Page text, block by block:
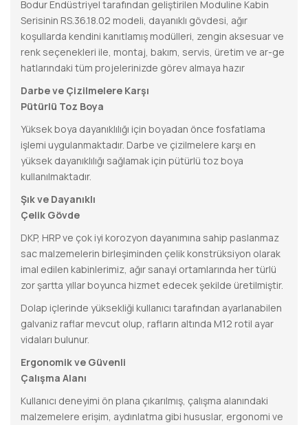
Bodur Endüstriyel tarafından geliştirilen Moduline Kabin
Serisinin RS.36.18.02 modeli, dayanıklı gövdesi, ağır
koşullarda kendini kanıtlamış modülleri, zengin aksesuar ve
renk seçenekleri ile, montaj, bakım, servis, üretim ve ar-ge
hatlarındaki tüm projelerinizde görev almaya hazır
Darbe ve Çizilmelere Karşı
Pütürlü Toz Boya
Yüksek boya dayanıklılığı için boyadan önce fosfatlama
işlemi uygulanmaktadır. Darbe ve çizilmelere karşı en
yüksek dayanıklılığı sağlamak için pütürlü toz boya
kullanılmaktadır.
Şık ve Dayanıklı
Çelik Gövde
DKP, HRP ve çok iyi korozyon dayanımına sahip paslanmaz
sac malzemelerin birleşiminden çelik konstrüksiyon olarak
imal edilen kabinlerimiz, ağır sanayi ortamlarında her türlü
zor şartta yıllar boyunca hizmet edecek şekilde üretilmiştir.
Dolap içlerinde yüksekliği kullanıcı tarafından ayarlanabilen
galvaniz raflar mevcut olup, rafların altında M12 rotil ayar
vidaları bulunur.
Ergonomik ve Güvenli
Çalışma Alanı
Kullanıcı deneyimi ön plana çıkarılmış, çalışma alanındaki
malzemelere erişim, aydınlatma gibi hususlar, ergonomi ve